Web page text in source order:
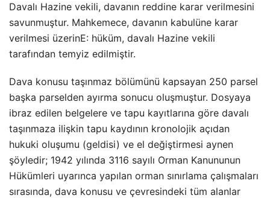
Davalı Hazine vekili, davanın reddine karar verilmesini
savunmuştur. Mahkemece, davanın kabulüne karar
verilmesi üzerinE: hüküm, davalı Hazine vekili
tarafından temyiz edilmiştir.
Dava konusu taşınmaz bölümünü kapsayan 250 parsel
başka parselden ayırma sonucu oluşmuştur. Dosyaya
ibraz edilen belgelere ve tapu kayıtlarına göre davalı
taşınmaza ilişkin tapu kaydının kronolojik açıdan
hukuki oluşumu (geldisi) ve el değiştirmesi aynen
şöyledir; 1942 yılında 3116 sayılı Orman Kanununun
Hükümleri uyarınca yapılan orman sınırlama çalışmaları
sırasında, dava konusu ve çevresindeki tüm alanlar